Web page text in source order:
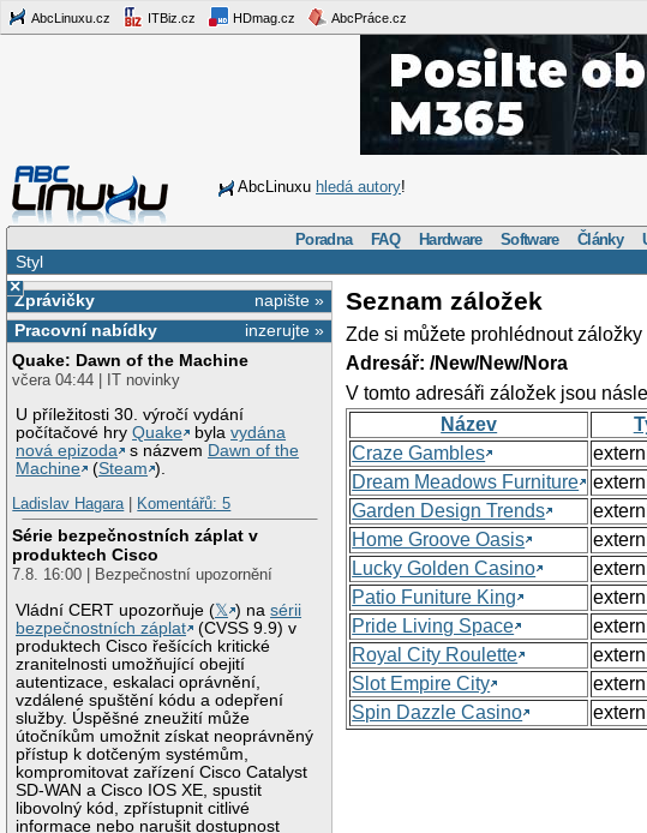
AbcLinuxu.cz ITBiz.cz HDmag.cz AbcPráce.cz
AbcLinuxu hledá autory!
Poradna FAQ Hardware Software Články
Styl
×
napište »
Zprávičky
inzerujte »
Pracovní nabídky
Quake: Dawn of the Machine
včera 04:44 | IT novinky
U příležitosti 30. výročí vydání
počítačové hryQuake bylavydána
nová epizoda
s názvem Dawn of the
Machine
(Steam ).
Ladislav Hagara| Komentářů: 5
Série bezpečnostních záplat v
produktech Cisco
7.8. 16:00 | Bezpečnostní upozornění
Vládní CERT upozorňuje (𝕏 ) nasérii
bezpečnostních záplat
(CVSS 9.9) v
produktech Cisco řešících kritické
zranitelnosti umožňující obejití
autentizace, eskalaci oprávnění,
vzdálené spuštění kódu a odepření
služby. Úspěšné zneužití může
útočníkům umožnit získat neoprávněný
přístup k dotčeným systémům,
kompromitovat zařízení Cisco Catalyst
SD-WAN a Cisco IOS XE, spustit
libovolný kód, zpřístupnit citlivé
informace nebo narušit dostupnost
Seznam záložek
Zde si můžete prohlédnout
Adresář: /New/New/Nora
V tomto adresáři záložek jsou
Název
Craze Gambles
Dream Meadows Furniture
Garden Design Trends
Home Groove Oasis
Lucky Golden Casino
Patio Funiture King
Pride Living Space
Royal City Roulette
Slot Empire City
Spin Dazzle Casino